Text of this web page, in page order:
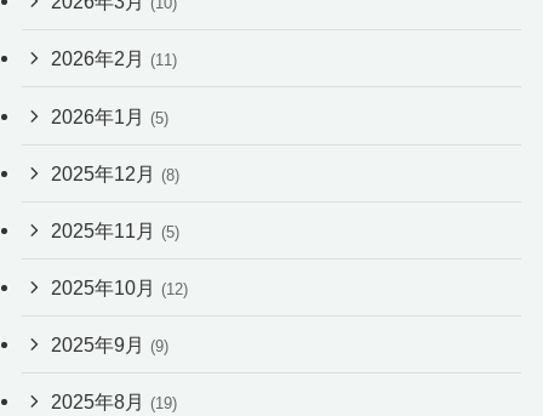
2026年2月 (11)
2026年1月 (5)
2025年12月 (8)
2025年11月 (5)
2025年10月 (12)
2025年9月 (9)
2025年8月 (19)